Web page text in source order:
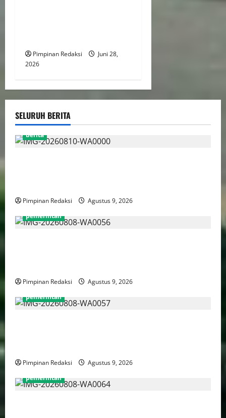
Pimpinan Redaksi
Juni 28,
2026
SELURUH BERITA
berita
Pimpinan Redaksi
Agustus 9, 2026
pemerintah
Pimpinan Redaksi
Agustus 9, 2026
pemerintah
Pimpinan Redaksi
Agustus 9, 2026
pemerintah